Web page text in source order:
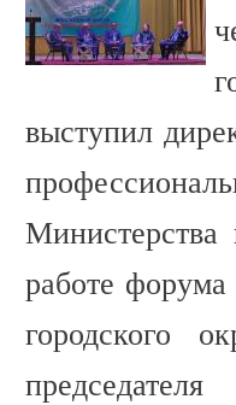
выступил
работе форума
городского